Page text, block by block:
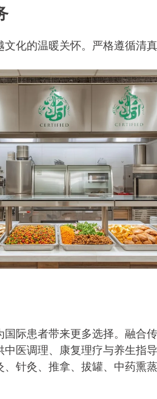
文化的温暖关怀。严格遵循清
国际患者带来更多选择。融合
中医调理、康复理疗与养生指
、针灸、推拿、拔罐、中药熏